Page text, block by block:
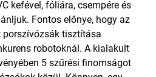
kefével, fóliára, csempére és
Fontos előnye, hogy az
tisztítása
robotoknál. A kialakult
5 szűrési finomságot